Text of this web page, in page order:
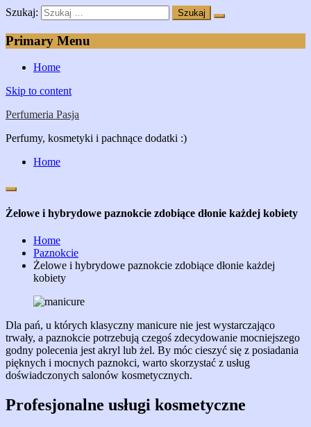
Szukaj:
Primary Menu
Home
Skip to content
Perfumeria Pasja
Perfumy, kosmetyki i pachnące dodatki :)
Home
Żelowe i hybrydowe paznokcie zdobiące dłonie każdej kobiety
Home
Paznokcie
Żelowe i hybrydowe paznokcie zdobiące dłonie każdej
kobiety
Dla pań, u których klasyczny manicure nie jest wystarczająco
trwały, a paznokcie potrzebują czegoś zdecydowanie mocniejszego
godny polecenia jest akryl lub żel. By móc cieszyć się z posiadania
pięknych i mocnych paznokci, warto skorzystać z usług
doświadczonych salonów kosmetycznych.
Profesjonalne usługi kosmetyczne